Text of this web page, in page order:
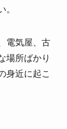
。
電気屋、古
場所ばかり
身近に起こ